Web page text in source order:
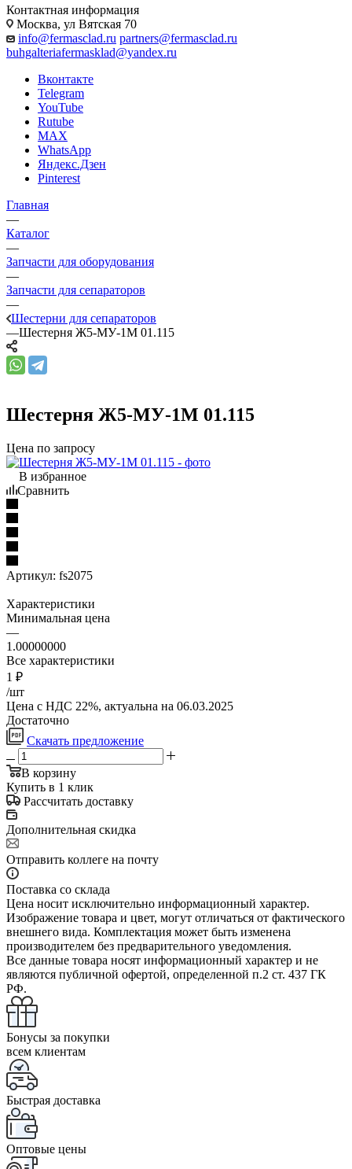
Контактная информация
Москва, ул Вятская 70
info@fermasclad.ru partners@fermasclad.ru
buhgalteriafermasklad@yandex.ru
Вконтакте
Telegram
YouTube
Rutube
MAX
WhatsApp
Яндекс.Дзен
Pinterest
Главная
—
Каталог
—
Запчасти для оборудования
—
Запчасти для сепараторов
—
Шестерни для сепараторов
—Шестерня Ж5-МУ-1М 01.115
Шестерня Ж5-МУ-1М 01.115
Цена по запросу
В избранное
Сравнить
Артикул: fs2075
Характеристики
Минимальная цена
—
1.00000000
Все характеристики
1 ₽
/шт
Цена с НДС 22%, актуальна на 06.03.2025
Достаточно
Скачать предложение
В корзину
Купить в 1 клик
Рассчитать доставку
Дополнительная скидка
Отправить коллеге на почту
Поставка со склада
Цена носит исключительно информационный характер.
Изображение товара и цвет, могут отличаться от фактического
внешнего вида. Комплектация может быть изменена
производителем без предварительного уведомления.
Все данные товара носят информационный характер и не
являются публичной офертой, определенной п.2 ст. 437 ГК
РФ.
Бонусы за покупки
всем клиентам
Быстрая доставка
Оптовые цены